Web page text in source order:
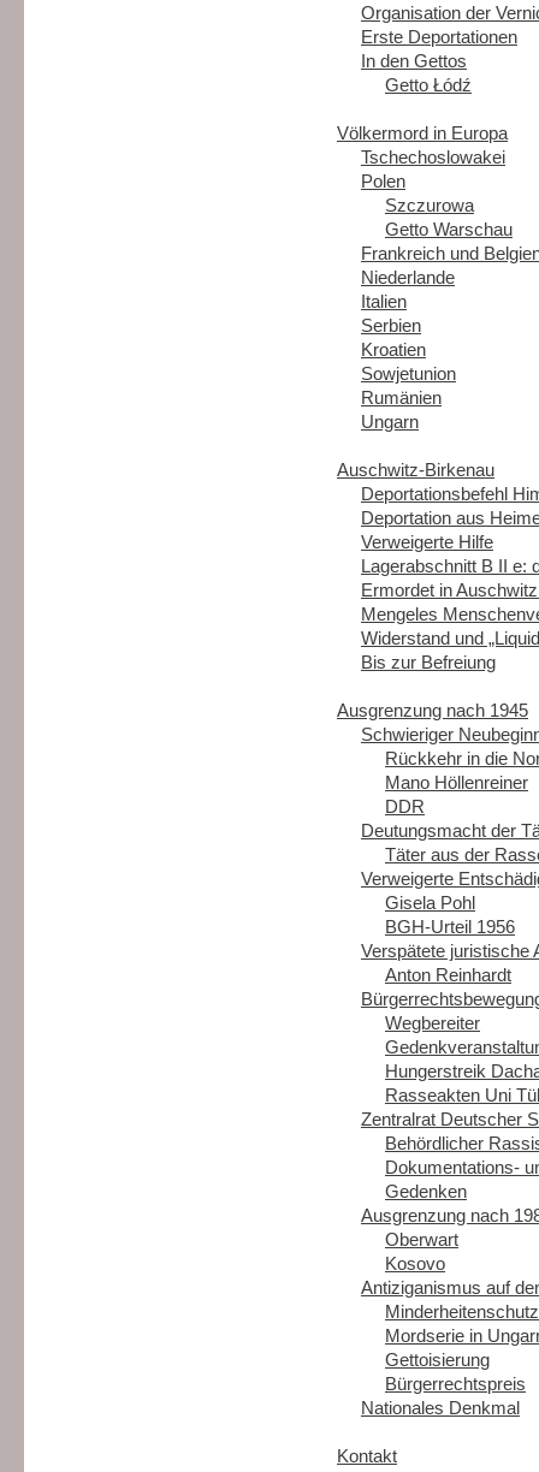
Organisation der
Erste Deportationen
In den Gettos
Getto Łódź
Völkermord in Europa
Tschechoslowakei
Polen
Szczurowa
Getto Warschau
Frankreich und
Niederlande
Italien
Serbien
Kroatien
Sowjetunion
Rumänien
Ungarn
Auschwitz-Birkenau
Deportationsbefehl
Deportation aus
Verweigerte Hilfe
Lagerabschnitt B II e:
Ermordet in
Mengeles
Widerstand und
Bis zur Befreiung
Ausgrenzung nach 1945
Schwieriger
Rückkehr in die
Mano Höllenreiner
DDR
Deutungsmacht der
Täter aus der
Verweigerte
Gisela Pohl
BGH-Urteil 1956
Verspätete juristische
Anton Reinhardt
Wegbereiter
Hungerstreik
Rasseakten Uni
Zentralrat Deutscher
Behördlicher
Dokumentations-
Gedenken
Ausgrenzung nach
Oberwart
Kosovo
Antiziganismus auf
Minderheitenschutz
Mordserie in
Gettoisierung
Bürgerrechtspreis
Nationales Denkmal
Kontakt